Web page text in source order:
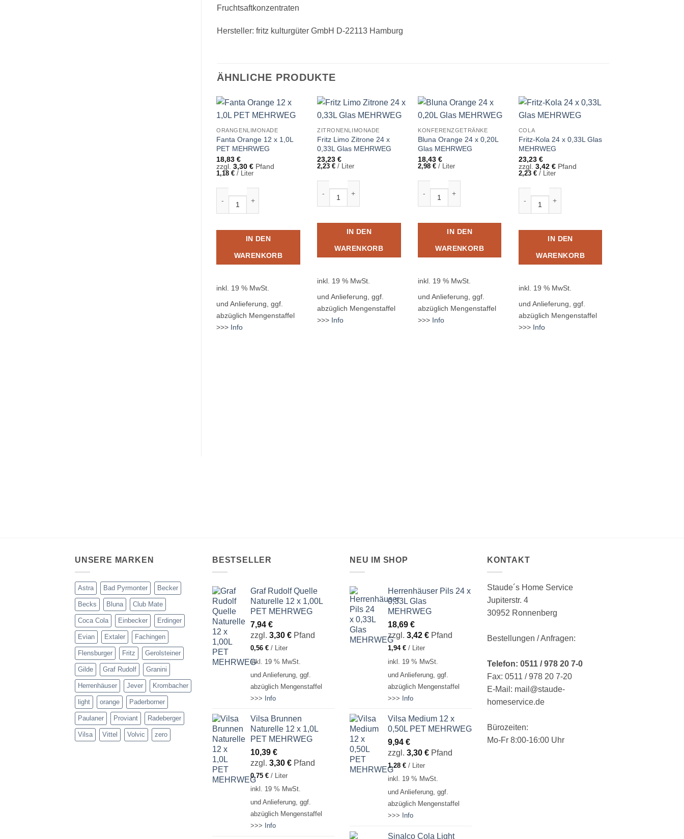
Fruchtsaftkonzentraten
Hersteller: fritz kulturgüter GmbH D-22113 Hamburg
ÄHNLICHE PRODUKTE
ORANGENLIMONADE
Fanta Orange 12 x 1,0L
PET MEHRWEG
18,83€
zzgl.3,30€ Pfand
1,18€ / Liter
Fanta Orange 12 x 1,0L PET MEHRWEG Menge
IN DEN
WARENKORB
inkl. 19 % MwSt.
und Anlieferung, ggf.
abzüglich Mengenstaffel
>>> Info
ZITRONENLIMONADE
Fritz Limo Zitrone 24 x
0,33L Glas MEHRWEG
23,23€
2,23€ / Liter
IN DEN
WARENKORB
inkl. 19 % MwSt.
und Anlieferung, ggf.
abzüglich Mengenstaffel
>>> Info
KONFERENZGETRÄNKE
Bluna Orange 24 x 0,20L
Glas MEHRWEG
18,43€
2,98€ / Liter
IN DEN
WARENKORB
inkl. 19 % MwSt.
und Anlieferung, ggf.
abzüglich Mengenstaffel
>>> Info
COLA
Fritz-Kola 24 x 0,33L Glas
MEHRWEG
23,23 €
zzgl. 3,42 €Pfand
2,23 €/ Liter
IN DEN
WARENKORB
inkl. 19 % MwSt.
und Anlieferung, ggf.
abzüglich Mengenstaffel
>>> Info
UNSERE MARKEN
Astra Bad Pyrmonter Becker
Becks Bluna Club Mate
Coca Cola Einbecker Erdinger
Evian Extaler Fachingen
Flensburger Fritz Gerolsteiner
Gilde Graf Rudolf Granini
Herrenhäuser Jever Krombacher
light orange Paderborner
Paulaner Proviant Radeberger
Vilsa Vittel Volvic zero
BESTSELLER
Graf Rudolf Quelle
Naturelle 12 x 1,00L
PET MEHRWEG
7,94 €
zzgl. 3,30 € Pfand
0,56 € / Liter
inkl. 19 % MwSt.
und Anlieferung, ggf.
abzüglich Mengenstaffel
>>> Info
Vilsa Brunnen
Naturelle 12 x 1,0L
PET MEHRWEG
10,39 €
zzgl. 3,30 € Pfand
0,75 € / Liter
inkl. 19 % MwSt.
und Anlieferung, ggf.
abzüglich Mengenstaffel
>>> Info
NEU IM SHOP
Herrenhäuser Pils 24 x
0,33L Glas
MEHRWEG
18,69 €
zzgl. 3,42 € Pfand
1,94 € / Liter
inkl. 19 % MwSt.
und Anlieferung, ggf.
abzüglich Mengenstaffel
>>> Info
Vilsa Medium 12 x
0,50L PET MEHRWEG
9,94 €
zzgl. 3,30 € Pfand
1,28 € / Liter
inkl. 19 % MwSt.
und Anlieferung, ggf.
abzüglich Mengenstaffel
>>> Info
Sinalco Cola Light
KONTAKT
Staude´s Home Service
Jupiterstr. 4
30952 Ronnenberg
Bestellungen / Anfragen:
Telefon: 0511 / 978 20 7-0
Fax: 0511 / 978 20 7-20
E-Mail: mail@staude-
homeservice.de
Bürozeiten:
Mo-Fr 8:00-16:00 Uhr